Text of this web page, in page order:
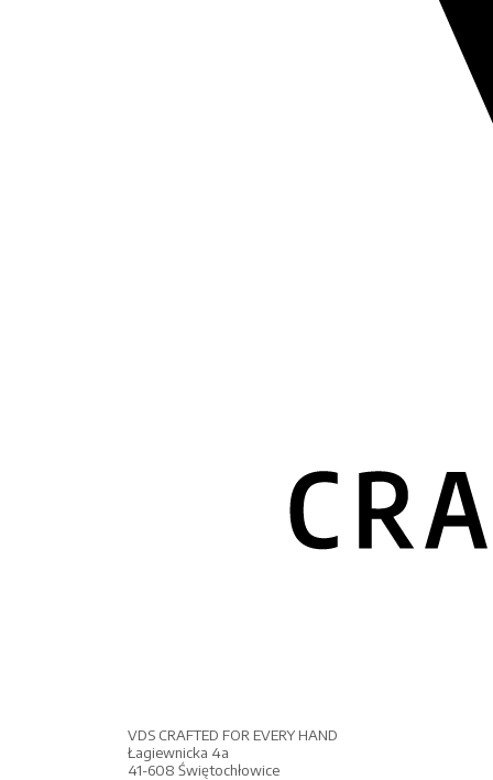
VDS CRAFTED FOR EVERY HAND
Łagiewnicka 4a
41-608 Świętochłowice